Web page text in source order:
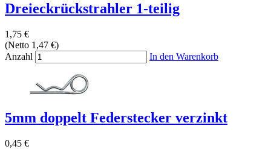
Dreieckrückstrahler 1-teilig
1,75 €
(Netto 1,47 €)
Anzahl
In den Warenkorb
5mm doppelt Federstecker verzinkt
0,45 €